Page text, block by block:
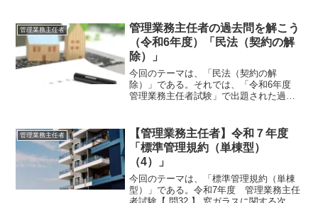
管理業務主任者試験」で出題された過去
問にチャレンジしてみ...
管理業務主任者
管理業務主任者の過去問を解こう
（令和6年度）「民法（契約の解
除）」
今回のテーマは、「民法（契約の解
除）」である。それでは、「令和6年度
管理業務主任者試験」で出題された過去
３】 契約の解除に関する次の記述のう
ち、民法の規定によれ...
管理業務主任者
【管理業務主任者】令和７年度
「標準管理規約（単棟型）
（4）」
今回のテーマは、「標準管理規約（単棟
型）」である。令和7年度 管理業務主任